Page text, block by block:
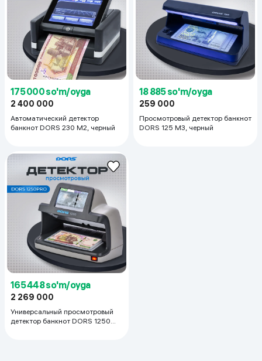
175 000 so'm/oyga
2 400 000
Автоматический детектор
банкнот DORS 230 M2, черный
18 885 so'm/oyga
259 000
Просмотровый детектор банкнот
DORS 125 M3, черный
165 448 so'm/oyga
2 269 000
Универсальный просмотровый
детектор банкнот DORS 1250